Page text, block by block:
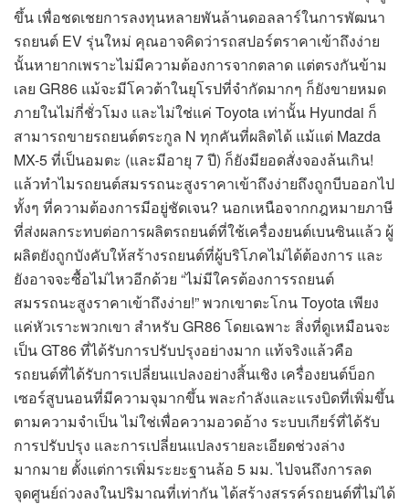
ขึ้น เพื่อชดเชยการลงทุนหลายพันล้านดอลลาร์ในการพัฒนา
รถยนต์ EV รุ่นใหม่ คุณอาจคิดว่ารถสปอร์ตราคาเข้าถึงง่าย
นั้นหายากเพราะไม่มีความต้องการจากตลาด แต่ตรงกันข้าม
เลย GR86 แม้จะมีโควต้าในยุโรปที่จำกัดมากๆ ก็ยังขายหมด
ภายในไม่กี่ชั่วโมง และไม่ใช่แค่ Toyota เท่านั้น Hyundai ก็
สามารถขายรถยนต์ตระกูล N ทุกคันที่ผลิตได้ แม้แต่ Mazda
MX-5 ที่เป็นอมตะ (และมีอายุ 7 ปี) ก็ยังมียอดสั่งจองล้นเกิน!
แล้วทำไมรถยนต์สมรรถนะสูงราคาเข้าถึงง่ายถึงถูกบีบออกไป
ทั้งๆ ที่ความต้องการมีอยู่ชัดเจน? นอกเหนือจากกฎหมายภาษี
ที่ส่งผลกระทบต่อการผลิตรถยนต์ที่ใช้เครื่องยนต์เบนซินแล้ว ผู้
ผลิตยังถูกบังคับให้สร้างรถยนต์ที่ผู้บริโภคไม่ได้ต้องการ และ
ยังอาจจะซื้อไม่ไหวอีกด้วย “ไม่มีใครต้องการรถยนต์
สมรรถนะสูงราคาเข้าถึงง่าย!” พวกเขาตะโกน Toyota เพียง
แค่หัวเราะพวกเขา สำหรับ GR86 โดยเฉพาะ สิ่งที่ดูเหมือนจะ
เป็น GT86 ที่ได้รับการปรับปรุงอย่างมาก แท้จริงแล้วคือ
รถยนต์ที่ได้รับการเปลี่ยนแปลงอย่างสิ้นเชิง เครื่องยนต์บ็อก
เซอร์สูบนอนที่มีความจุมากขึ้น พละกำลังและแรงบิดที่เพิ่มขึ้น
ตามความจำเป็น ไม่ใช่เพื่อความอวดอ้าง ระบบเกียร์ที่ได้รับ
การปรับปรุง และการเปลี่ยนแปลงรายละเอียดช่วงล่าง
มากมาย ตั้งแต่การเพิ่มระยะฐานล้อ 5 มม. ไปจนถึงการลด
จุดศูนย์ถ่วงลงในปริมาณที่เท่ากัน ได้สร้างสรรค์รถยนต์ที่ไม่ได้